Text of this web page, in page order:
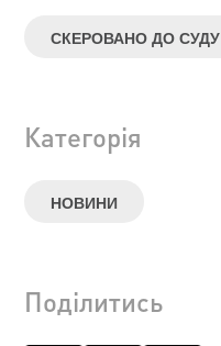
СКЕРОВАНО ДО СУДУ
Категорія
НОВИНИ
Поділитись